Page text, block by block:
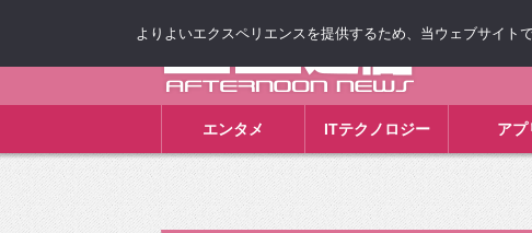
エンタメ ITテクノロジー アプ
よりよいエクスペリエンスを提供するため、当ウェブサイ